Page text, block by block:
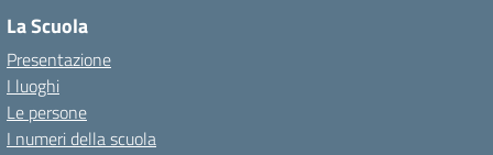
La Scuola
Presentazione
I luoghi
Le persone
I numeri della scuola